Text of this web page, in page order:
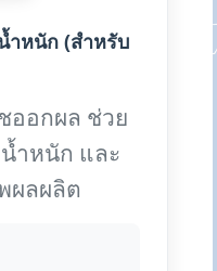
ำหนัก (สำหรับ
ออกผล ช่วย
ำหนัก และ
ผลผลิต